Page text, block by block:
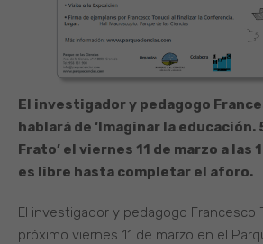
El investigador y pedagogo
hablará de ‘Imaginar la educación.
Frato’ el viernes 11 de marzo a las
es libre hasta completar el aforo.
El investigador y pedagogo Francesco
próximo viernes 11 de marzo en el